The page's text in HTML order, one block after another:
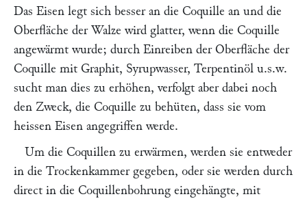
Das Eisen legt sich besser an die Coquille an und die
Oberfläche der Walze wird glatter, wenn die Coquille
angewärmt wurde; durch Einreiben der Oberfläche der
Coquille mit Graphit, Syrupwasser, Terpentinöl u.s.w.
sucht man dies zu erhöhen, verfolgt aber dabei noch
den Zweck, die Coquille zu behüten, dass sie vom
heissen Eisen angegriffen werde.
Um die Coquillen zu erwärmen, werden sie entweder
in die Trockenkammer gegeben, oder sie werden durch
direct in die Coquillenbohrung eingehängte, mit